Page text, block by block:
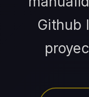
Github